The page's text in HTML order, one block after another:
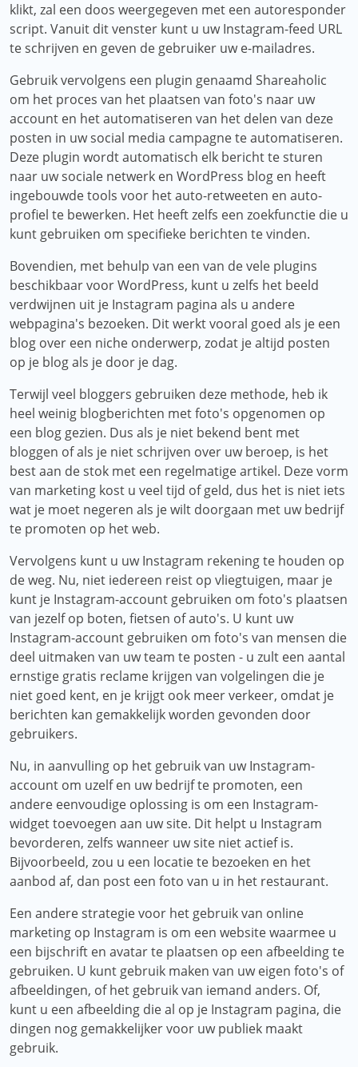
klikt, zal een doos weergegeven met een autoresponder
script. Vanuit dit venster kunt u uw Instagram-feed URL
te schrijven en geven de gebruiker uw e-mailadres.
Gebruik vervolgens een plugin genaamd Shareaholic
om het proces van het plaatsen van foto's naar uw
account en het automatiseren van het delen van deze
posten in uw social media campagne te automatiseren.
Deze plugin wordt automatisch elk bericht te sturen
naar uw sociale netwerk en WordPress blog en heeft
ingebouwde tools voor het auto-retweeten en auto-
profiel te bewerken. Het heeft zelfs een zoekfunctie die u
kunt gebruiken om specifieke berichten te vinden.
Bovendien, met behulp van een van de vele plugins
beschikbaar voor WordPress, kunt u zelfs het beeld
verdwijnen uit je Instagram pagina als u andere
webpagina's bezoeken. Dit werkt vooral goed als je een
blog over een niche onderwerp, zodat je altijd posten
op je blog als je door je dag.
Terwijl veel bloggers gebruiken deze methode, heb ik
heel weinig blogberichten met foto's opgenomen op
een blog gezien. Dus als je niet bekend bent met
bloggen of als je niet schrijven over uw beroep, is het
best aan de stok met een regelmatige artikel. Deze vorm
van marketing kost u veel tijd of geld, dus het is niet iets
wat je moet negeren als je wilt doorgaan met uw bedrijf
te promoten op het web.
Vervolgens kunt u uw Instagram rekening te houden op
de weg. Nu, niet iedereen reist op vliegtuigen, maar je
kunt je Instagram-account gebruiken om foto's plaatsen
van jezelf op boten, fietsen of auto's. U kunt uw
Instagram-account gebruiken om foto's van mensen die
deel uitmaken van uw team te posten - u zult een aantal
ernstige gratis reclame krijgen van volgelingen die je
niet goed kent, en je krijgt ook meer verkeer, omdat je
berichten kan gemakkelijk worden gevonden door
gebruikers.
Nu, in aanvulling op het gebruik van uw Instagram-
account om uzelf en uw bedrijf te promoten, een
andere eenvoudige oplossing is om een ​​Instagram-
widget toevoegen aan uw site. Dit helpt u Instagram
bevorderen, zelfs wanneer uw site niet actief is.
Bijvoorbeeld, zou u een locatie te bezoeken en het
aanbod af, dan post een foto van u in het restaurant.
Een andere strategie voor het gebruik van online
marketing op Instagram is om een ​​website waarmee u
een bijschrift en avatar te plaatsen op een afbeelding te
gebruiken. U kunt gebruik maken van uw eigen foto's of
afbeeldingen, of het gebruik van iemand anders. Of,
kunt u een afbeelding die al op je Instagram pagina, die
dingen nog gemakkelijker voor uw publiek maakt
gebruik.